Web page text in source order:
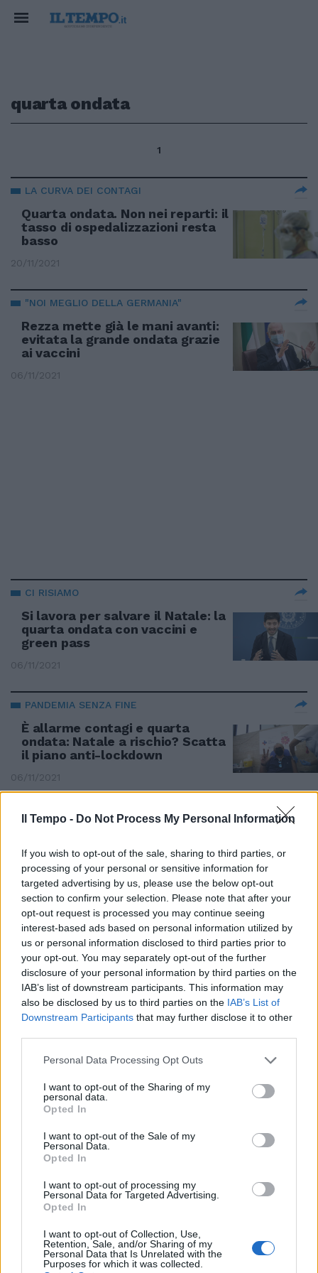
Il Tempo - Do Not Process My Personal Information
If you wish to opt-out of the sale, sharing to third parties, or
processing of your personal or sensitive information for
targeted advertising by us, please use the below opt-out
section to confirm your selection. Please note that after your
opt-out request is processed you may continue seeing
interest-based ads based on personal information utilized by
us or personal information disclosed to third parties prior to
your opt-out. You may separately opt-out of the further
disclosure of your personal information by third parties on the
IAB’s list of downstream participants. This information may
also be disclosed by us to third parties on the IAB’s List of
Downstream Participants that may further disclose it to other
Personal Data Processing Opt Outs
I want to opt-out of the Sharing of my
personal data.
Opted In
I want to opt-out of the Sale of my
Personal Data.
Opted In
I want to opt-out of processing my
Personal Data for Targeted Advertising.
Opted In
I want to opt-out of Collection, Use,
Retention, Sale, and/or Sharing of my
Personal Data that Is Unrelated with the
Purposes for which it was collected.
quarta ondata
1
LA CURVA DEI CONTAGI
Quarta ondata. Non nei reparti: il
tasso di ospedalizzazioni resta
basso
20/11/2021
"NOI MEGLIO DELLA GERMANIA"
Rezza mette già le mani avanti:
evitata la grande ondata grazie
ai vaccini
06/11/2021
CI RISIAMO
Si lavora per salvare il Natale: la
quarta ondata con vaccini e
green pass
06/11/2021
PANDEMIA SENZA FINE
È allarme contagi e quarta
ondata: Natale a rischio? Scatta
il piano anti-lockdown
06/11/2021
LOTTA AL COVID
ondata: pronti a vaccinare anche
i bambini
06/11/2021
TORNA L'ALLARME
Boom di contagi in tutta Europa
e nuovi lockdown. La situazione
Paese per Paese
04/11/2021
IL VIRUS TORNA A FAR PAURA
In Europa è partita la quarta
dell'Ema
04/11/2021
QUARTA ONDATA
giorno, Pregliasco stronca le
vacanze: la previsione
QUARTA ONDATA